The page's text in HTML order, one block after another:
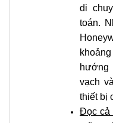
di
toán.
hướng
vạch
thiết bị
Đọc cả